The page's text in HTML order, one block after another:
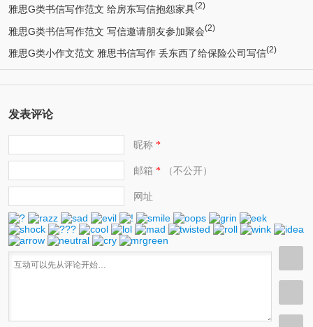
雅思G类书信写作范文 给房东写信抱怨家具(2)
雅思G类书信写作范文 写信邀请朋友参加聚会(2)
雅思G类小作文范文 雅思书信写作 丢东西了给保险公司写信(2)
发表评论
昵称*
邮箱 *（不公开）
网址